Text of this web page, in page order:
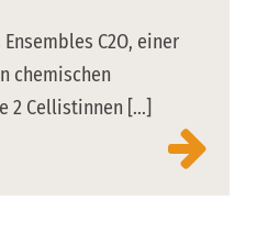
C2O, einer
chemischen
2 Cellistinnen [...]